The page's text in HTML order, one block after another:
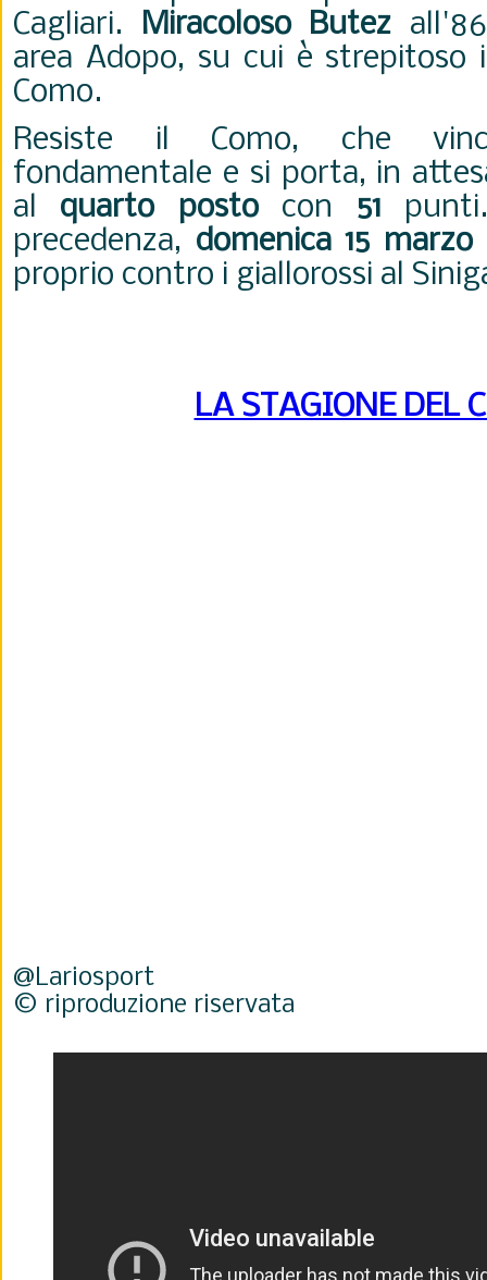
Cagliari. Miracoloso Butez
area Adopo, su cui è strepitoso
Como.
Resiste il Como, che
fondamentale e si porta, in
al quarto postocon 51
precedenza, domenica 15 marzo
proprio contro i giallorossi al
LA STAGIONE DEL
@Lariosport
© riproduzione riservata